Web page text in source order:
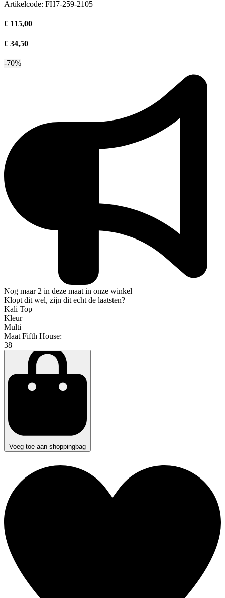
Artikelcode: FH7-259-2105
€ 115,00
€ 34,50
-70%
Nog maar 2 in deze maat in onze winkel
Klopt dit wel, zijn dit echt de laatsten?
Kali Top
Kleur
Multi
Maat Fifth House:
38
Voeg toe aan shoppingbag